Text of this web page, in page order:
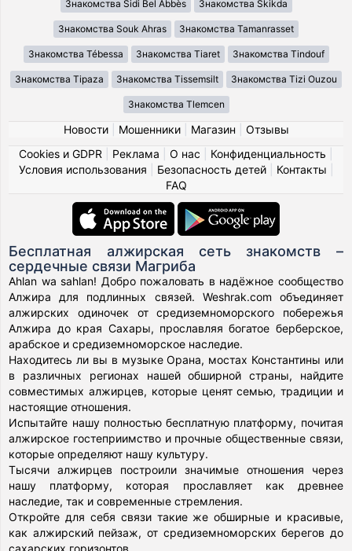
Знакомства Sidi Bel Abbès Знакомства Skikda
Знакомства Souk Ahras Знакомства Tamanrasset
Знакомства Tébessa Знакомства Tiaret Знакомства Tindouf
Знакомства Tipaza Знакомства Tissemsilt Знакомства Tizi Ouzou
Знакомства Tlemcen
Новости| Мошенники| Магазин
Отзывы
Cookies и GDPR
Реклама О нас Конфиденциальность
Условия использования
Безопасность детей| Контакты
FAQ
Бесплатная алжирская сеть знакомств –
сердечные связи Магриба
Ahlan wa sahlan! Добро пожаловать в надёжное сообщество
Алжира для подлинных связей. Weshrak.com объединяет
алжирских одиночек от средиземноморского побережья
Алжира до края Сахары, прославляя богатое берберское,
арабское и средиземноморское наследие.
Находитесь ли вы в музыке Орана, мостах Константины или
в различных регионах нашей обширной страны, найдите
совместимых алжирцев, которые ценят семью, традиции и
настоящие отношения.
Испытайте нашу полностью бесплатную платформу, почитая
алжирское гостеприимство и прочные общественные связи,
которые определяют нашу культуру.
Тысячи алжирцев построили значимые отношения через
нашу платформу, которая прославляет как древнее
наследие, так и современные стремления.
Откройте для себя связи такие же обширные и красивые,
как алжирский пейзаж, от средиземноморских берегов до
сахарских горизонтов.